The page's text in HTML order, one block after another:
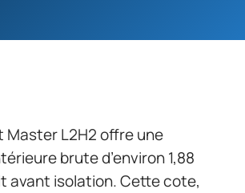
Master L2H2 offre une
brute d’environ 1,88
avant isolation. Cette cote,